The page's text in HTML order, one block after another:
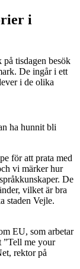
i
tisdagen besök
De ingår i ett
i de olika
ha hunnit bli
för att prata med
vi märker hur
De
vilket är bra
staden Vejle.
EU, som arbetar
”Tell me your
rektor på